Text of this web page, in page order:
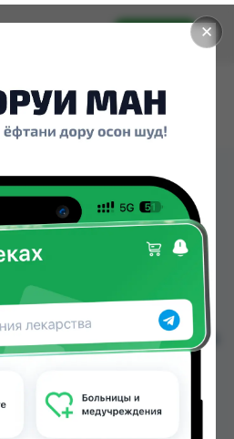
✕
Установить
900МГ
(ЛИМОН)
(ЛИМОН) GLS ТАБ
заказать в аптеках,
Аптека + 24/7, Аптека